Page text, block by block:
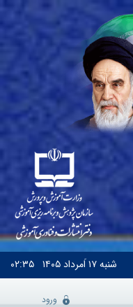
شنبه۱۷ اَمرداد ۱۴۰۵ ۰۲:۳۵
ورود